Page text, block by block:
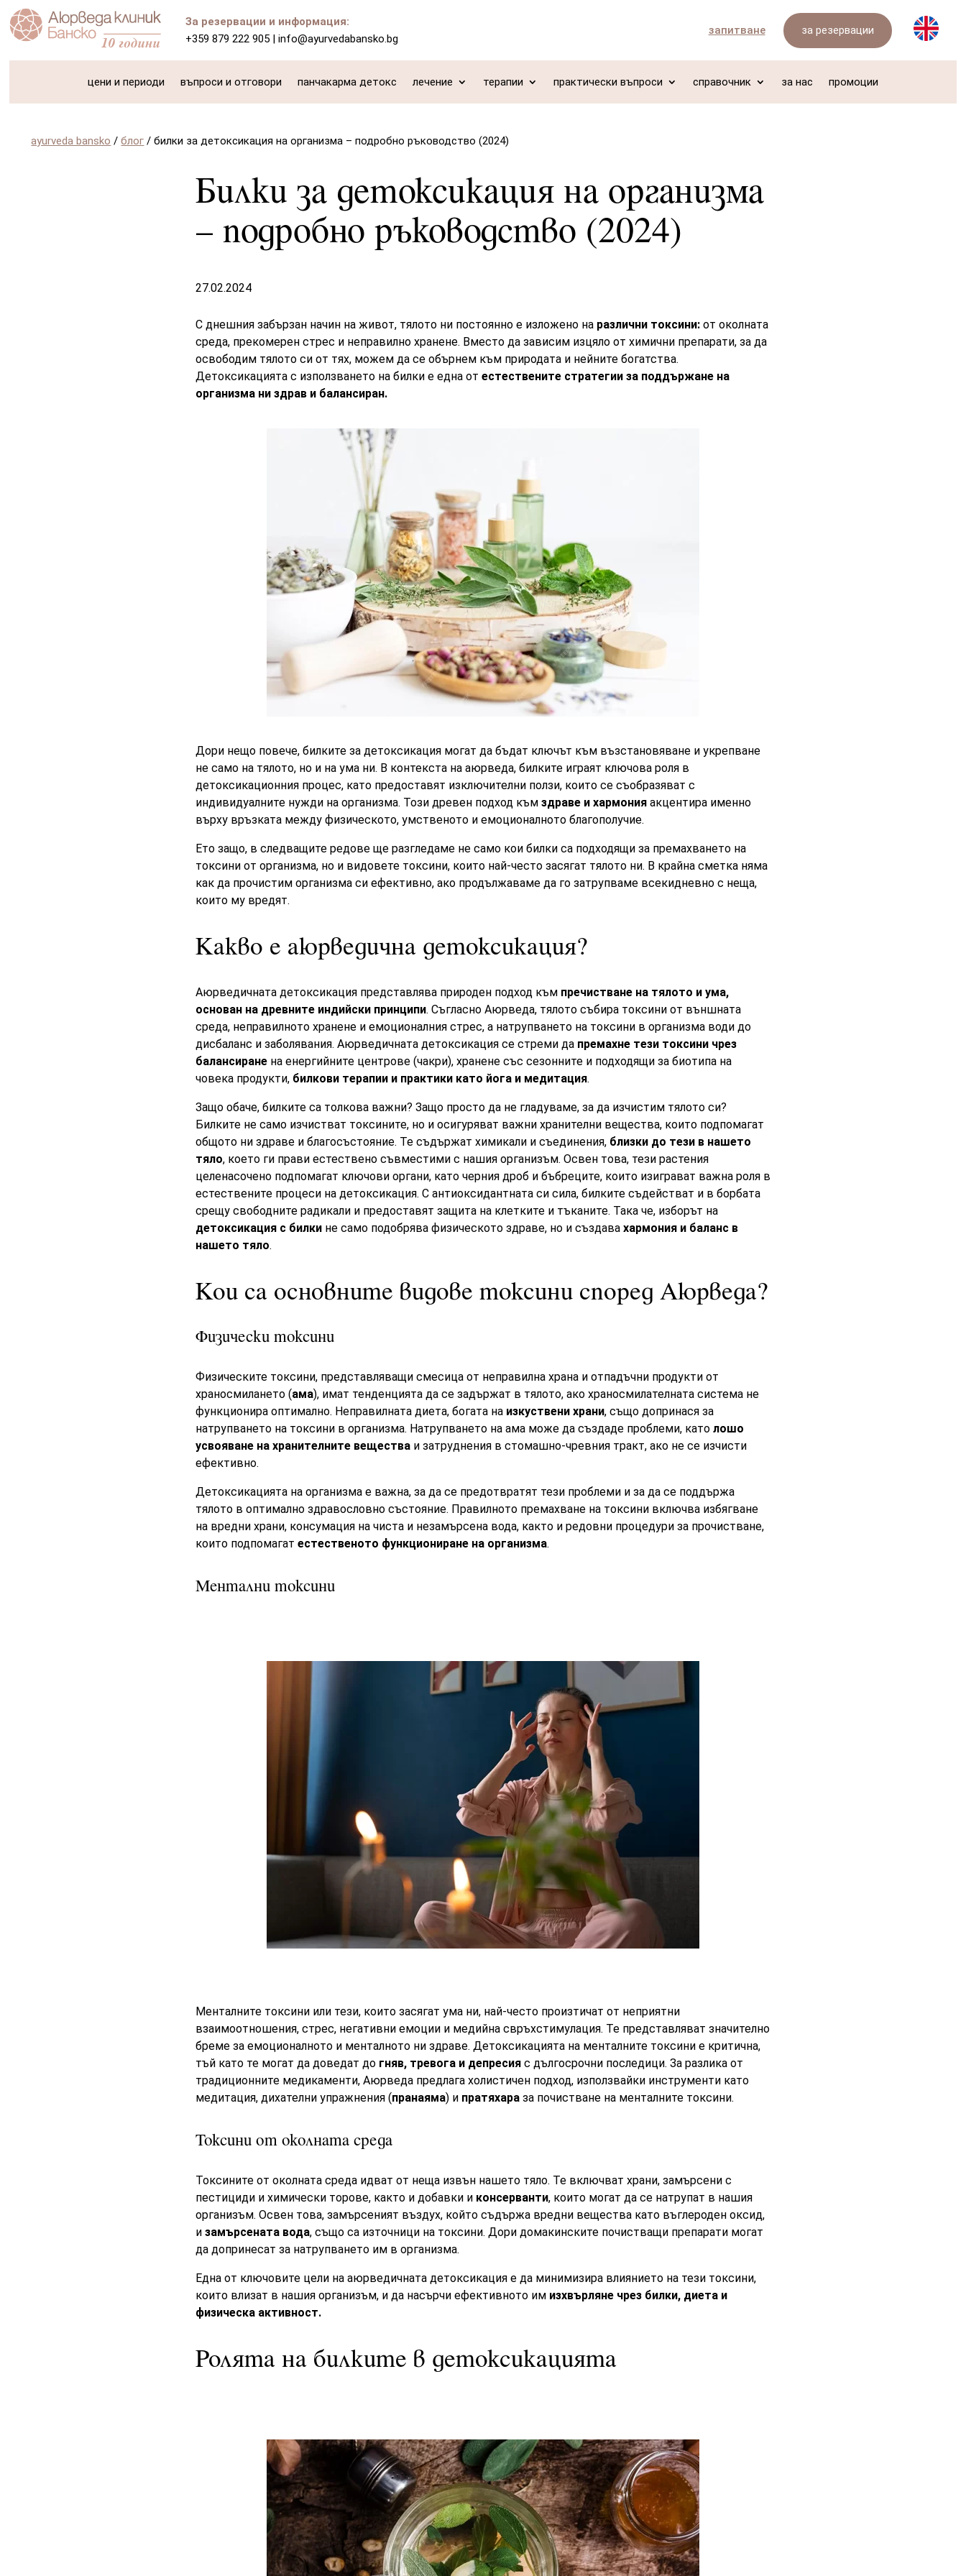
За резервации и информация:
+359 879 222 905 |info@ayurvedabansko.bg
запитване за резервации
цени и периоди въпроси и отговори панчакарма детокс лечение терапии практически въпроси справочник за нас промоции
ayurveda bansko /блог /билки за детоксикация на организма – подробно ръководство (2024)
Билки за детоксикация на организма
– подробно ръководство (2024)
27.02.2024
С днешния забързан начин на живот, тялото ни постоянно е изложено на различни токсини:от околната
среда, прекомерен стрес и неправилно хранене. Вместо да зависим изцяло от химични препарати, за да
освободим тялото си от тях, можем да се обърнем към природата и нейните богатства.
Детоксикацията с използването на билки е една от естествените стратегии за поддържане на
организма ни здрав и балансиран.
Дори нещо повече, билките за детоксикация могат да бъдат ключът към възстановяване и укрепване
не само на тялото, но и на ума ни. В контекста на аюрведа, билките играят ключова роля в
детоксикационния процес, като предоставят изключителни ползи, които се съобразяват с
индивидуалните нужди на организма. Този древен подход към здраве и хармонияакцентира именно
върху връзката между физическото, умственото и емоционалното благополучие.
Ето защо, в следващите редове ще разгледаме не само кои билки са подходящи за премахването на
токсини от организма, но и видовете токсини, които най-често засягат тялото ни. В крайна сметка няма
как да прочистим организма си ефективно, ако продължаваме да го затрупваме всекидневно с неща,
които му вредят.
Какво е аюрведична детоксикация?
Аюрведичната детоксикация представлява природен подход къмпречистване на тялото и ума,
основан на древните индийски принципи. Съгласно Аюрведа, тялото събира токсини от външната
среда, неправилното хранене и емоционалния стрес, а натрупването на токсини в организма води до
дисбаланс и заболявания. Аюрведичната детоксикация се стреми да премахне тези токсини чрез
балансиранена енергийните центрове (чакри), хранене със сезонните и подходящи за биотипа на
човека продукти, билкови терапии и практики като йога и медитация.
Защо обаче, билките са толкова важни? Защо просто да не гладуваме, за да изчистим тялото си?
Билките не само изчистват токсините, но и осигуряват важни хранителни вещества, които подпомагат
общото ни здраве и благосъстояние. Те съдържат химикали и съединения, близки до тези в нашето
тяло, което ги прави естествено съвместими с нашия организъм. Освен това, тези растения
целенасочено подпомагат ключови органи, като черния дроб и бъбреците, които изиграват важна роля в
естествените процеси на детоксикация. С антиоксидантната си сила, билките съдействат и в борбата
срещу свободните радикали и предоставят защита на клетките и тъканите. Така че, изборът на
детоксикация с билкине само подобрява физическото здраве, но и създава хармония и баланс в
нашето тяло.
Кои са основните видове токсини според Аюрведа?
Физически токсини
Физическите токсини, представляващи смесица от неправилна храна и отпадъчни продукти от
храносмилането (ама), имат тенденцията да се задържат в тялото, ако храносмилателната система не
функционира оптимално. Неправилната диета, богата на изкуствени храни, също допринася за
натрупването на токсини в организма. Натрупването на ама може да създаде проблеми, като лошо
усвояване на хранителните веществаи затруднения в стомашно-чревния тракт, ако не се изчисти
ефективно.
Детоксикацията на организма е важна, за да се предотвратят тези проблеми и за да се поддържа
тялото в оптимално здравословно състояние. Правилното премахване на токсини включва избягване
на вредни храни, консумация на чиста и незамърсена вода, както и редовни процедури за прочистване,
които подпомагат естественото функциониране на организма.
Ментални токсини
Менталните токсини или тези, които засягат ума ни, най-често произтичат от неприятни
взаимоотношения, стрес, негативни емоции и медийна свръхстимулация. Те представляват значително
бреме за емоционалното и менталното ни здраве. Детоксикацията на менталните токсини е критична,
тъй като те могат да доведат до гняв, тревога и депресияс дългосрочни последици. За разлика от
традиционните медикаменти, Аюрведа предлага холистичен подход, използвайки инструменти като
медитация, дихателни упражнения (пранаяма) и пратяхараза почистване на менталните токсини.
Токсини от околната среда
Токсините от околната среда идват от неща извън нашето тяло. Те включват храни, замърсени с
пестициди и химически торове, както и добавки и консерванти, които могат да се натрупат в нашия
организъм. Освен това, замърсеният въздух, който съдържа вредни вещества като въглероден оксид,
и замърсената вода, също са източници на токсини. Дори домакинските почистващи препарати могат
да допринесат за натрупването им в организма.
Една от ключовите цели на аюрведичната детоксикация е да минимизира влиянието на тези токсини,
които влизат в нашия организъм, и да насърчи ефективното им изхвърляне чрез билки, диета и
физическа активност.
Ролята на билките в детоксикацията